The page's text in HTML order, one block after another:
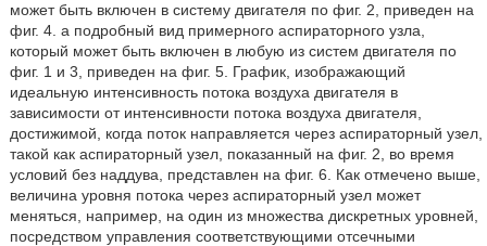
может быть включен в систему двигателя по фиг. 2, приведен на
фиг. 4. а подробный вид примерного аспираторного узла,
который может быть включен в любую из систем двигателя по
фиг. 1 и 3, приведен на фиг. 5. График, изображающий
идеальную интенсивность потока воздуха двигателя в
зависимости от интенсивности потока воздуха двигателя,
достижимой, когда поток направляется через аспираторный узел,
такой как аспираторный узел, показанный на фиг. 2, во время
условий без наддува, представлен на фиг. 6. Как отмечено выше,
величина уровня потока через аспираторный узел может
меняться, например, на один из множества дискретных уровней,
посредством управления соответствующими отсечными